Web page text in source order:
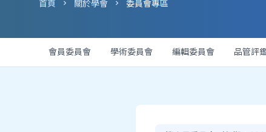
首頁 chevron_right 關於學會 chevron_right 委員會專區
會員委員會 學術委員會 編輯委員會 品管評